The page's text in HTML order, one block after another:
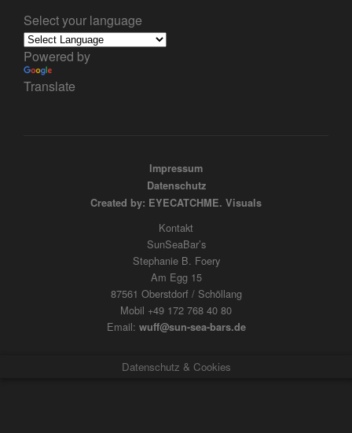
Select your language
Powered by
Translate
Impressum
Datenschutz
Created by: EYECATCHME. Visuals
Kontakt
SunSeaBar’s
Stephanie B. Foery
Am Egg 15
87561 Oberstdorf / Schöllang
Mobil +49 172 768 40 80
Email: wuff@sun-sea-bars.de
Datenschutz & Cookies